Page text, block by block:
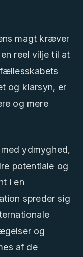
magt kræver
reel vilje til at
og klarsyn, er
og mere
ydmyghed,
potentiale og
i en
spreder sig
og
af de